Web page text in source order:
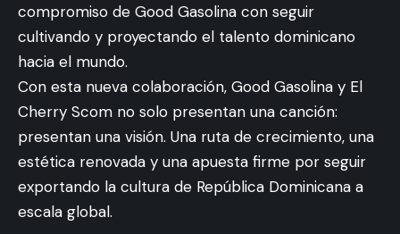
compromiso de Good Gasolina con seguir
cultivando y proyectando el talento dominicano
hacia el mundo.
Con esta nueva colaboración, Good Gasolina y El
Cherry Scom no solo presentan una canción:
presentan una visión. Una ruta de crecimiento, una
estética renovada y una apuesta firme por seguir
exportando la cultura de República Dominicana a
escala global.